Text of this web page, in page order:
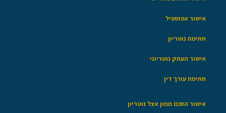
אישור אפוסטיל
חתימת נוטריון
אישור העתק נוטריוני
חתימת עורך דין
אישור הסכם ממון אצל נוטריון